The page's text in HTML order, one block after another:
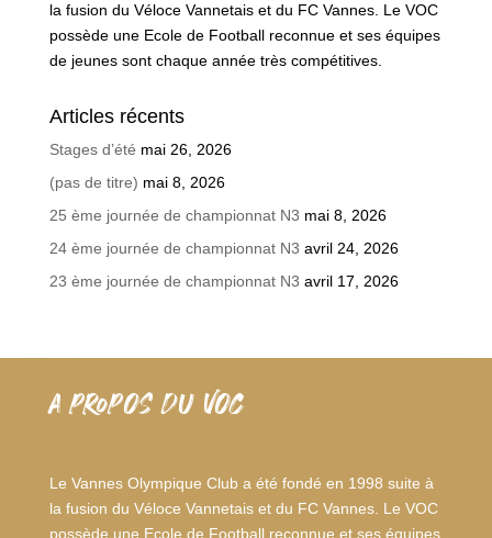
la fusion du Véloce Vannetais et du FC Vannes. Le VOC
possède une Ecole de Football reconnue et ses équipes
de jeunes sont chaque année très compétitives.
Articles récents
Stages d’été mai 26, 2026
(pas de titre) mai 8, 2026
25 ème journée de championnat N3 mai 8, 2026
24 ème journée de championnat N3 avril 24, 2026
23 ème journée de championnat N3 avril 17, 2026
A PROPOS DU VOC
Le Vannes Olympique Club a été fondé en 1998 suite à
la fusion du Véloce Vannetais et du FC Vannes. Le VOC
possède une Ecole de Football reconnue et ses équipes